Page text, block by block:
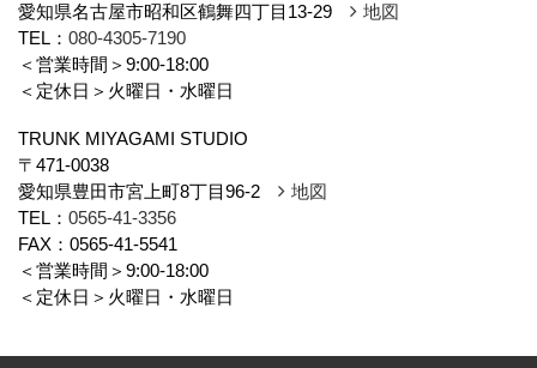
愛知県名古屋市昭和区鶴舞四丁目13-29
地図
TEL： 080-4305-7190
＜営業時間＞9:00-18:00
＜定休日＞火曜日・水曜日
TRUNK MIYAGAMI STUDIO
〒471-0038
愛知県豊田市宮上町8丁目96-2
地図
TEL： 0565-41-3356
FAX：0565-41-5541
＜営業時間＞9:00-18:00
＜定休日＞火曜日・水曜日